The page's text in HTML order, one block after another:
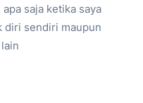
saja ketika saya
diri sendiri maupun